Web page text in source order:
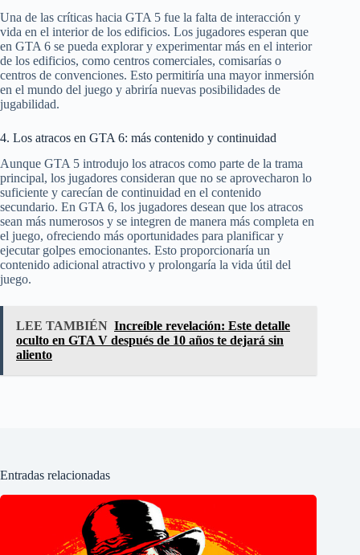
Una de las críticas hacia GTA 5 fue la falta de interacción y
vida en el interior de los edificios. Los jugadores esperan que
en GTA 6 se pueda explorar y experimentar más en el interior
de los edificios, como centros comerciales, comisarías o
centros de convenciones. Esto permitiría una mayor inmersión
en el mundo del juego y abriría nuevas posibilidades de
jugabilidad.
4. Los atracos en GTA 6: más contenido y continuidad
Aunque GTA 5 introdujo los atracos como parte de la trama
principal, los jugadores consideran que no se aprovecharon lo
suficiente y carecían de continuidad en el contenido
secundario. En GTA 6, los jugadores desean que los atracos
sean más numerosos y se integren de manera más completa en
el juego, ofreciendo más oportunidades para planificar y
ejecutar golpes emocionantes. Esto proporcionaría un
contenido adicional atractivo y prolongaría la vida útil del
juego.
LEE TAMBIÉN Increíble revelación: Este detalle
oculto en GTA V después de 10 años te dejará sin
aliento
Entradas relacionadas